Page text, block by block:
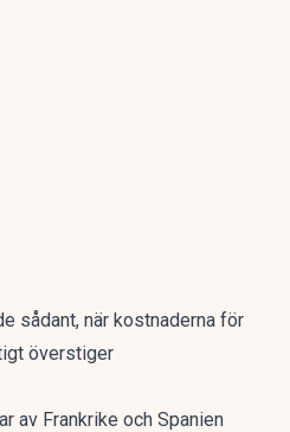
sådant, när kostnaderna för
överstiger
av Frankrike och Spanien